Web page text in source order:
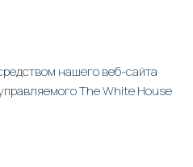
нашего веб-сайта
The White House